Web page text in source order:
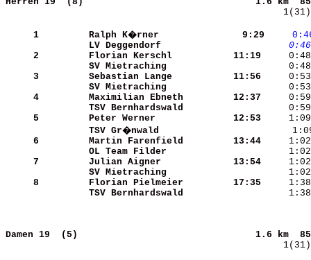
     1
Ralph K�rner
    9:29
LV Deggendorf
    0:46
     2
Florian Kerschl
   11:19
SV Mietraching
     3
Sebastian Lange
   11:56
SV Mietraching
     4
Maximilian Ebneth
   12:37
TSV Bernhardswald
     5
Peter Werner
   12:53
TSV Gr�nwald
     6
Martin Farenfield
   13:44
OL Team Filder
     7
Julian Aigner
   13:54
SV Mietraching
     8
Florian Pielmeier
   17:35
TSV Bernhardswald
Damen 19  (5)
1.6